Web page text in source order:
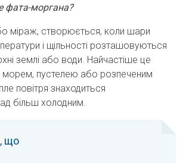
фата-моргана?
міраж, створюється, коли шари
і щільності розташовуються
землі або води. Найчастіше це
морем, пустелею або розпеченим
повітря знаходиться
більш холодним.
що